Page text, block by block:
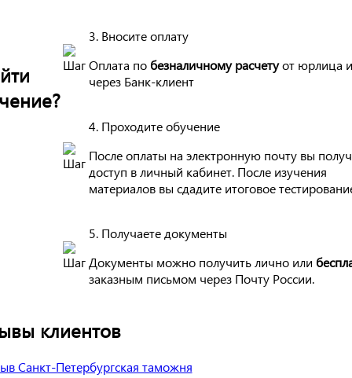
3. Вносите оплату
Оплата по безналичному расчетуот юрлица
через Банк-клиент
4. Проходите обучение
После оплаты на электронную почту вы
доступ в личный кабинет. После изучения
материалов вы сдадите итоговое
5. Получаете документы
Документы можно получить лично или
заказным письмом через Почту России.
клиентов